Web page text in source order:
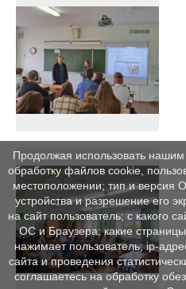
Продолжая использовать
обработку файлов cookie,
местоположении; тип и версия
устройства и разрешение его
на сайт пользователь; с какого
ОС и Браузера; какие
нажимает пользователь; ip-
сайта и проведения
соглашаетесь на обработку